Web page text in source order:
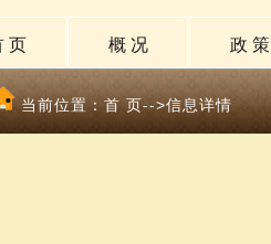
页 概 况 政 策
当前位置： 首 页-->信息详情